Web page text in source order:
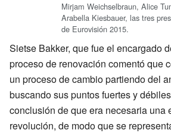
Mirjam Weichselbraun, Alice
Arabella Kiesbauer, las tres
de Eurovisión 2015.
Sietse Bakker, que fue el encargado
proceso de renovación comentó que
un proceso de cambio partiendo del
buscando sus puntos fuertes y
conclusión de que era necesaria una
revolución, de modo que se